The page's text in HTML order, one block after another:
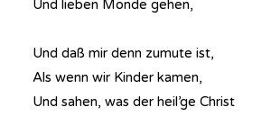
Und lieben Monde gehen,
Und daß mir denn zumute ist,
Als wenn wir Kinder kamen,
Und sahen, was der heil’ge Christ